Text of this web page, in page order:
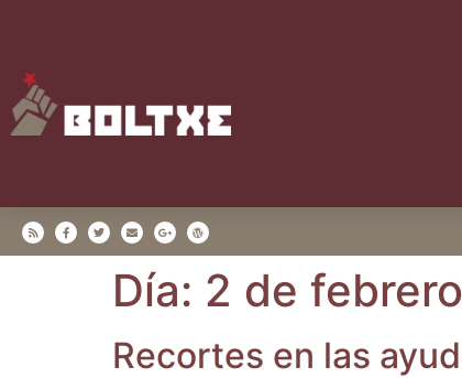
Día: 2 de
Recor­tes en las